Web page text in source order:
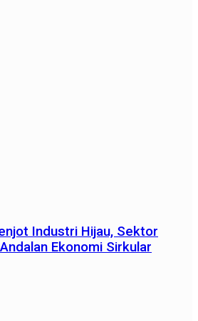
Industri Hijau, Sektor
Ekonomi Sirkular